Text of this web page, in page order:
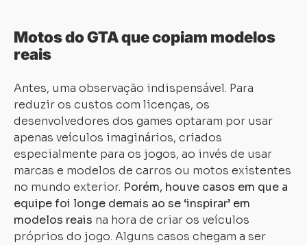
Motos do GTA que copiam modelos
reais
Antes, uma observação indispensável. Para
reduzir os custos com licenças, os
desenvolvedores dos games optaram por usar
apenas veículos imaginários, criados
especialmente para os jogos, ao invés de usar
marcas e modelos de carros ou motos existentes
no mundo exterior. Porém, houve casos em que a
equipe foi longe demais ao se ‘inspirar’ em
modelos reais na hora de criar os veículos
próprios do jogo. Alguns casos chegam a ser